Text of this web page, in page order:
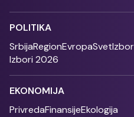
POLITIKA
SrbijaRegionEvropaSvet
Izbori 2026
EKONOMIJA
PrivredaFinansijeEkologija